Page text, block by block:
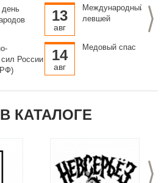
>
под
Петра
шведами
России
13
авг
Международный день
левшей
14
авг
Медовый спас
КАТАЛОГЕ
>